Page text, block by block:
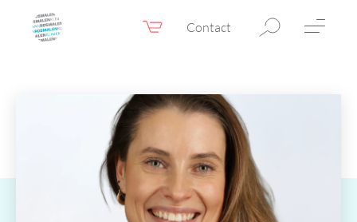
Contact
Webshop NL
Fillers & Botox
Huidtherapie
Ooglidcorrectie
Chirurgie